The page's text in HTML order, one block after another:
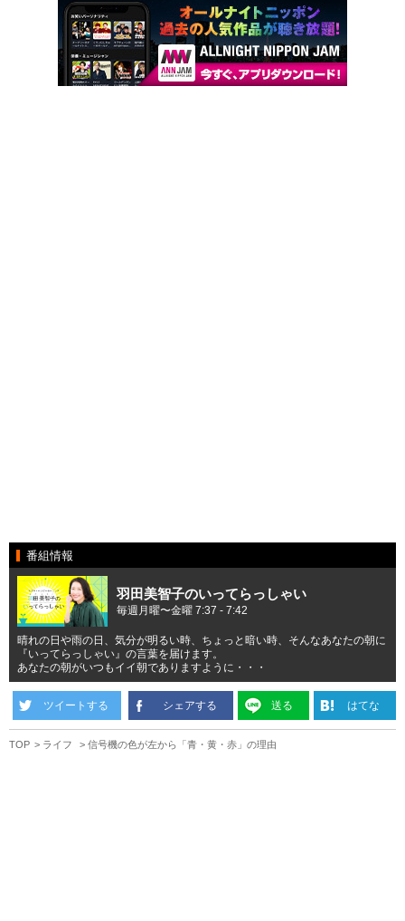
番組情報
羽田美智子のいってらっしゃい
毎週月曜〜金曜 7:37 - 7:42
晴れの日や雨の日、気分が明るい時、ちょっと暗い時、そんなあなたの朝に
『いってらっしゃい』の言葉を届けます。
あなたの朝がいつもイイ朝でありますように・・・
ツイートする シェアする 送る はてな
TOP ライフ 信号機の色が左から「青・黄・赤」の理由